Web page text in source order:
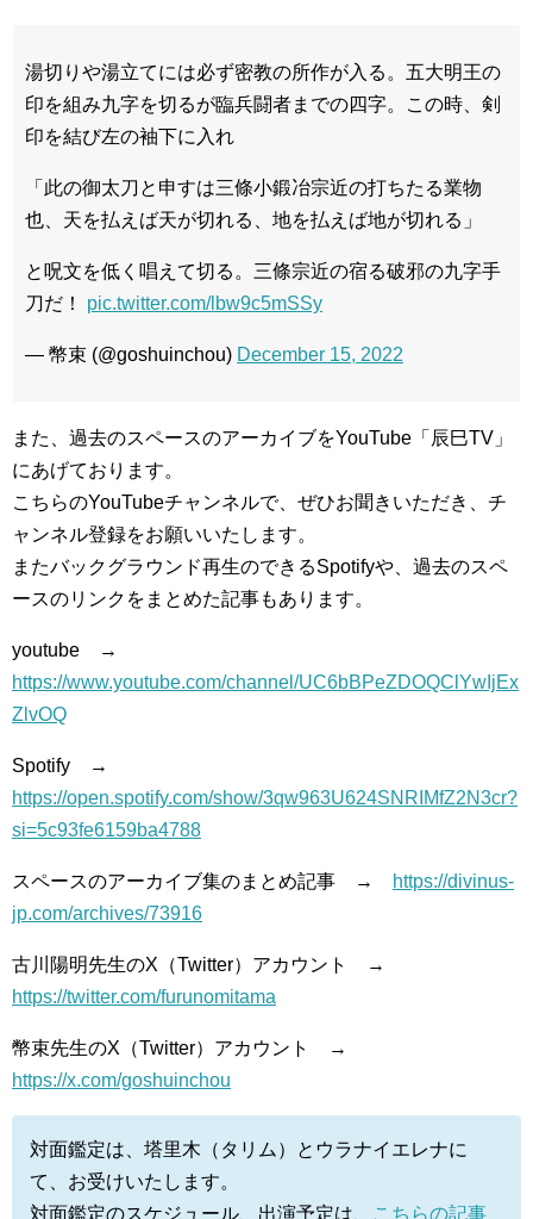
湯切りや湯立てには必ず密教の所作が入る。五大明王の
印を組み九字を切るが臨兵闘者までの四字。この時、剣
印を結び左の袖下に入れ
「此の御太刀と申すは三條小鍛冶宗近の打ちたる業物
也、天を払えば天が切れる、地を払えば地が切れる」
と呪文を低く唱えて切る。三條宗近の宿る破邪の九字手
刀だ！ pic.twitter.com/lbw9c5mSSy
— 幣束 (@goshuinchou) December 15, 2022
また、過去のスペースのアーカイブをYouTube「辰巳TV」
にあげております。
こちらのYouTubeチャンネルで、ぜひお聞きいただき、チ
ャンネル登録をお願いいたします。
またバックグラウンド再生のできるSpotifyや、過去のスペ
ースのリンクをまとめた記事もあります。
youtube →
https://www.youtube.com/channel/UC6bBPeZDOQClYwIjEx
ZlvOQ
Spotify →
https://open.spotify.com/show/3qw963U624SNRIMfZ2N3cr?
si=5c93fe6159ba4788
スペースのアーカイブ集のまとめ記事 →
https://divinus-
jp.com/archives/73916
古川陽明先生のX（Twitter）アカウント →
https://twitter.com/furunomitama
幣束先生のX（Twitter）アカウント →
https://x.com/goshuinchou
対面鑑定は、塔里木（タリム）とウラナイエレナに
て、お受けいたします。
対面鑑定のスケジュール、出演予定は、
こちらの記事